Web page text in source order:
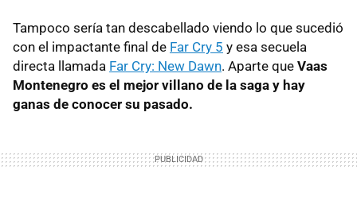
Tampoco sería tan descabellado viendo lo que sucedió
con el impactante final de Far Cry 5 y esa secuela
directa llamada Far Cry: New Dawn. Aparte que Vaas
Montenegro es el mejor villano de la saga y hay
ganas de conocer su pasado.